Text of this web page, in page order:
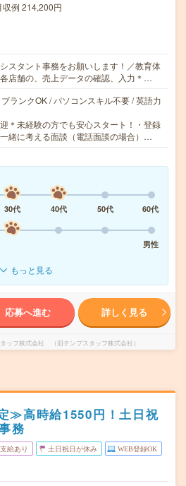
例 214,200円
スタント事務をお願いします！／教育体
店舗の、売上データの確認、入力＊…
ランクOK / パソコンスキル不要 / 英語力
＊未経験の方でも安心スタート！・登録
緒に考える面談（電話面談の場合）…
30代 40代 50代
60代
男性
もっと見る
応募へ進む 詳しく見る
ッフ株式会社 （旧テンプスタッフ株式会社）
≫高時給1550円！土日祝
務
給あり 土日祝日が休み WEB登録OK